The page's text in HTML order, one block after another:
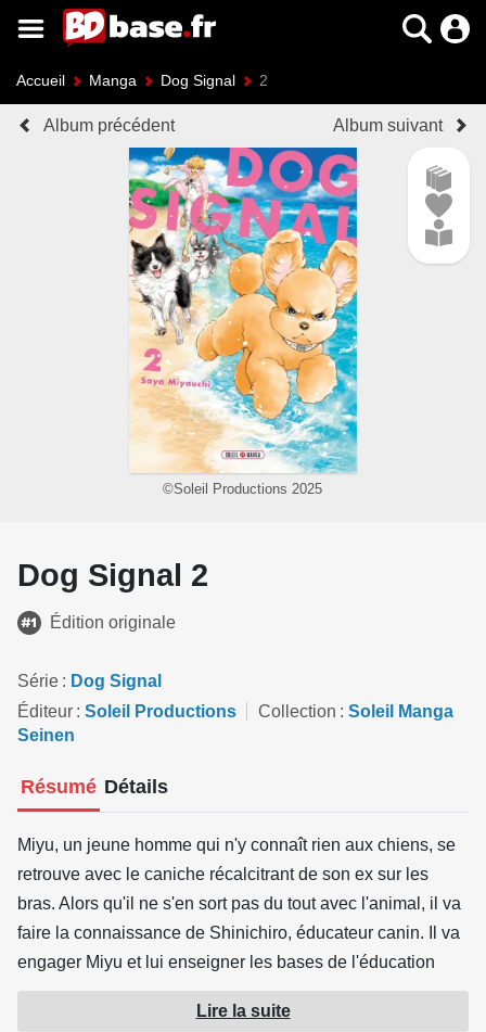
Accueil Manga Dog Signal 2
Album précédent Album suivant
©Soleil Productions 2025
Dog Signal 2
Édition originale
Série
Dog Signal
Éditeur
Soleil Productions Collection
Soleil Manga
Seinen
Résumé Détails
Miyu, un jeune homme qui n'y connaît rien aux chiens, se
retrouve avec le caniche récalcitrant de son ex sur les
bras. Alors qu'il ne s'en sort pas du tout avec l'animal, il va
faire la connaissance de Shinichiro, éducateur canin. Il va
engager Miyu et lui enseigner les bases de l'éducation
canine. Une relation touchante va alors naître entre chien
et maître, mais aussi entre humains.
Lire la suite